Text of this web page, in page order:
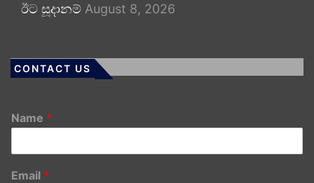
ඊට සූදානම් August 8, 2026
CONTACT US
Name *
Email *